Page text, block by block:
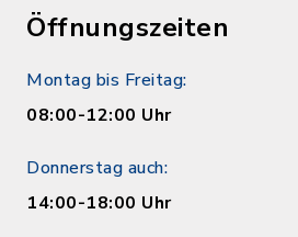
Öffnungszeiten
Montag bis Freitag:
08:00-12:00 Uhr
Donnerstag auch:
14:00-18:00 Uhr